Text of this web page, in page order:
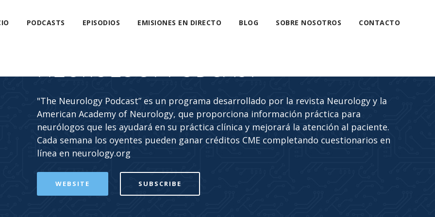
PODCASTS EPISODIOS EMISIONES EN DIRECTO BLOG SOBRE NOSOTROS CONTACTO
NEUROLOGY PODCAST
"The Neurology Podcast” es un programa desarrollado por la revista Neurology y la
American Academy of Neurology, que proporciona información práctica para
neurólogos que les ayudará en su práctica clínica y mejorará la atención al paciente.
Cada semana los oyentes pueden ganar créditos CME completando cuestionarios en
línea en neurology.org
WEBSITE SUBSCRIBE